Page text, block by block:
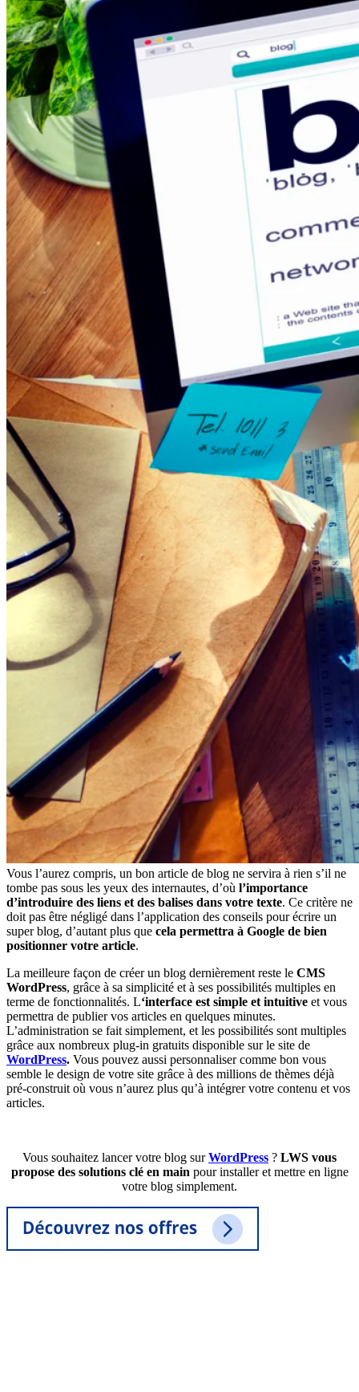
Vous l’aurez compris, un bon article de blog ne servira à rien s’il ne
tombe pas sous les yeux des internautes, d’où l’importance
d’introduire des liens et des balises dans votre texte. Ce critère ne
doit pas être négligé dans l’application des conseils pour écrire un
super blog, d’autant plus que cela permettra à Google de bien
positionner votre article.
La meilleure façon de créer un blog dernièrement reste le CMS
WordPress, grâce à sa simplicité et à ses possibilités multiples en
terme de fonctionnalités. L‘interface est simple et intuitive et vous
permettra de publier vos articles en quelques minutes.
L’administration se fait simplement, et les possibilités sont multiples
grâce aux nombreux plug-in gratuits disponible sur le site de
WordPress. Vous pouvez aussi personnaliser comme bon vous
semble le design de votre site grâce à des millions de thèmes déjà
pré-construit où vous n’aurez plus qu’à intégrer votre contenu et vos
articles.
Vous souhaitez lancer votre blog sur WordPress ? LWS vous
propose des solutions clé en main pour installer et mettre en ligne
votre blog simplement.